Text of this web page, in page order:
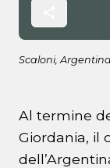
Scaloni, Argentina
Al termine
Giordania, il